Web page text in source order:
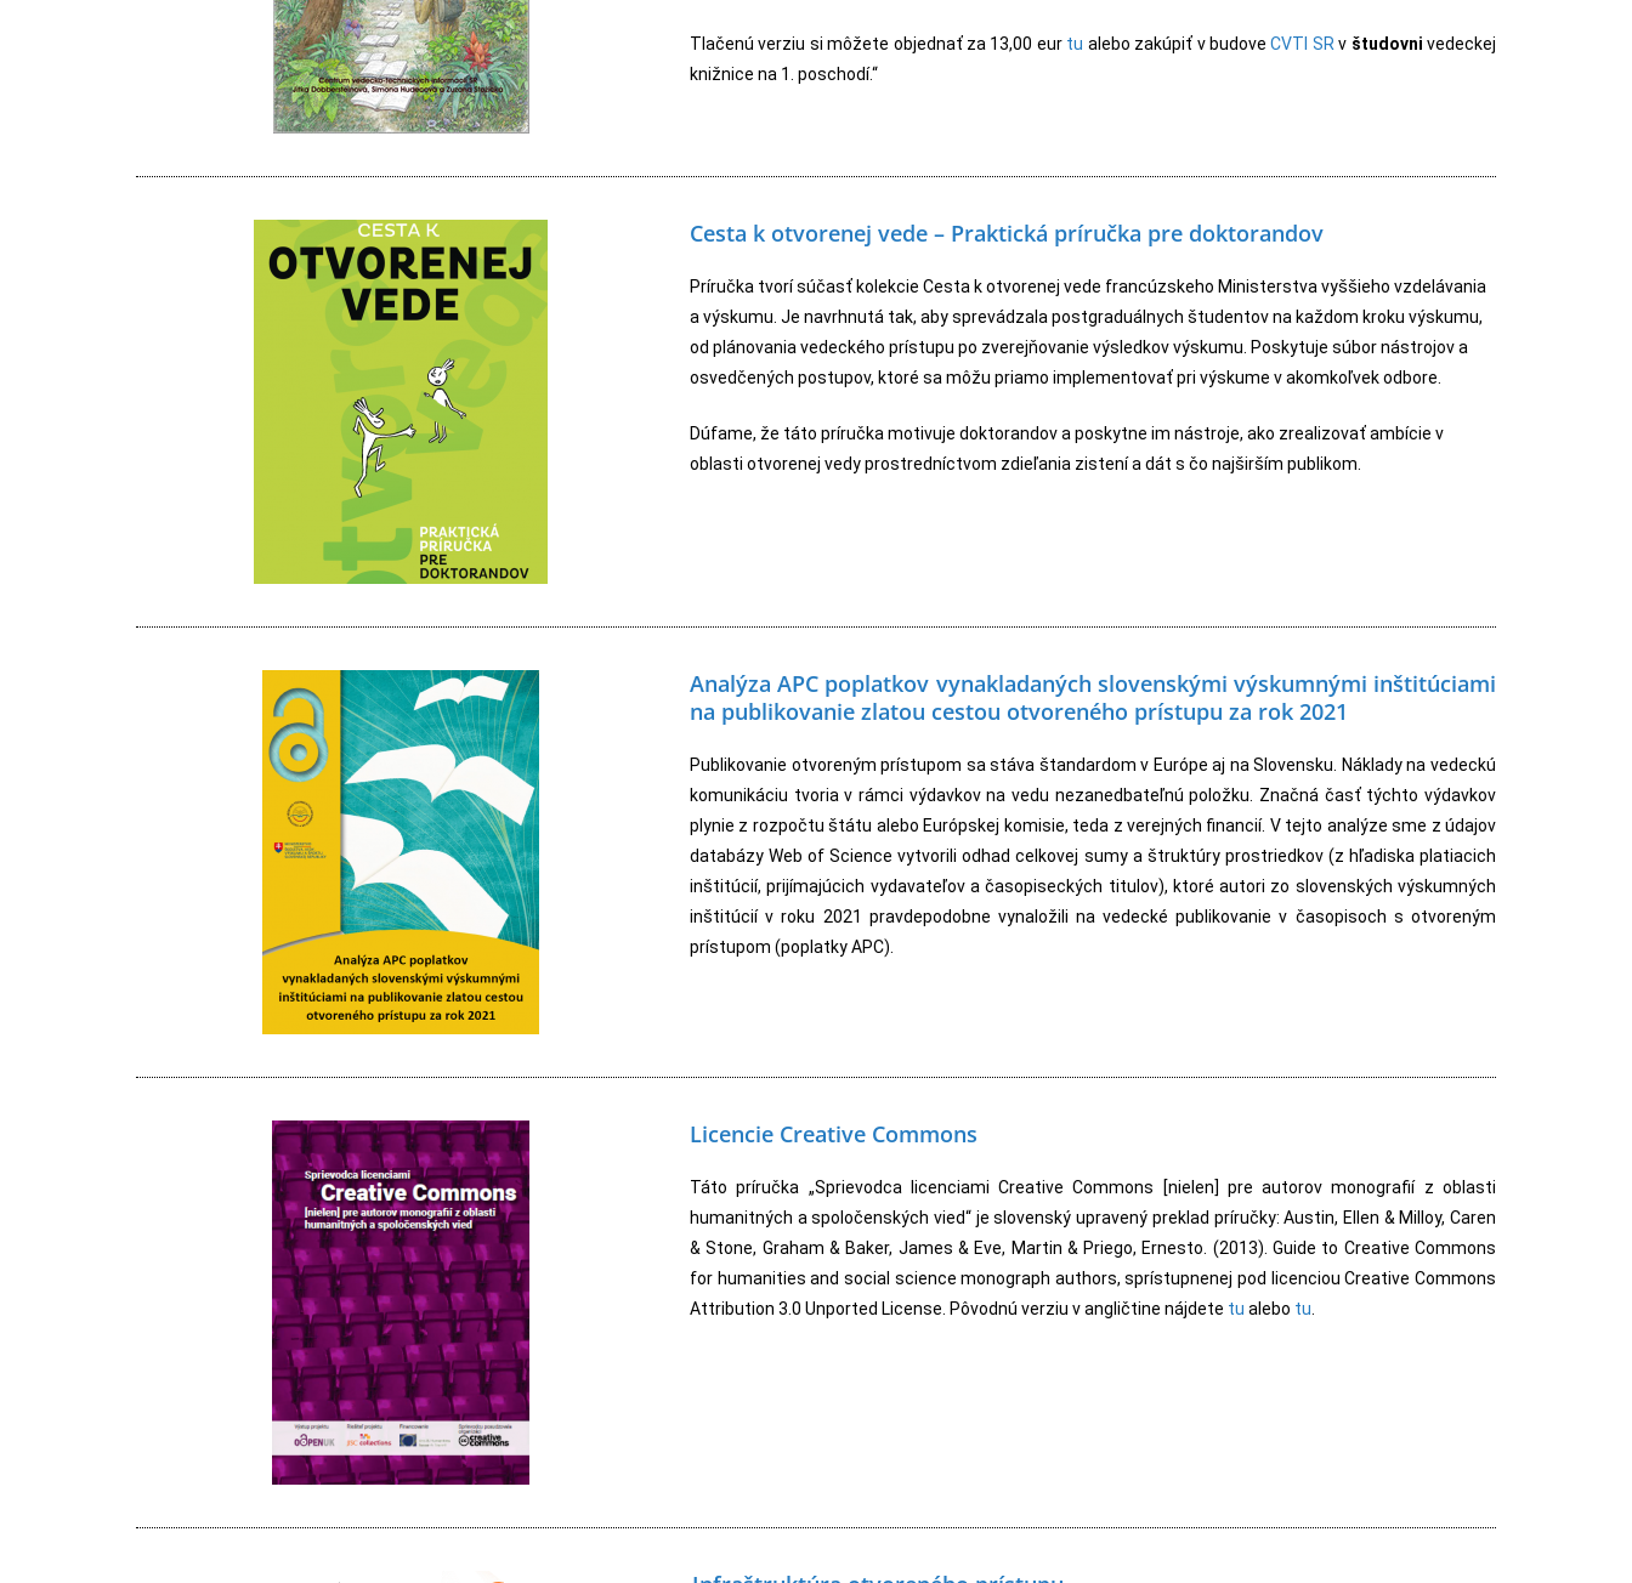
Tlačenú verziu si môžete objednať za 13,00 eur tu alebo zakúpiť v budoveCVTI SR v študovni vedeckej
knižnice na 1. poschodí.“
Cesta k otvorenej vede – Praktická príručka pre doktorandov
Príručka tvorí súčasť kolekcie Cesta k otvorenej vede francúzskeho Ministerstva vyššieho vzdelávania
a výskumu. Je navrhnutá tak, aby sprevádzala postgraduálnych študentov na každom kroku výskumu,
od plánovania vedeckého prístupu po zverejňovanie výsledkov výskumu. Poskytuje súbor nástrojov a
osvedčených postupov, ktoré sa môžu priamo implementovať pri výskume v akomkoľvek odbore.
Dúfame, že táto príručka motivuje doktorandov a poskytne im nástroje, ako zrealizovať ambície v
oblasti otvorenej vedy prostredníctvom zdieľania zistení a dát s čo najširším publikom.
Analýza APC poplatkov vynakladaných slovenskými výskumnými inštitúciami
na publikovanie zlatou cestou otvoreného prístupu za rok 2021
Publikovanie otvoreným prístupom sa stáva štandardom v Európe aj na Slovensku. Náklady na vedeckú
komunikáciu tvoria v rámci výdavkov na vedu nezanedbateľnú položku. Značná časť týchto výdavkov
plynie z rozpočtu štátu alebo Európskej komisie, teda z verejných financií. V tejto analýze sme z údajov
databázy Web of Science vytvorili odhad celkovej sumy a štruktúry prostriedkov (z hľadiska platiacich
inštitúcií, prijímajúcich vydavateľov a časopiseckých titulov), ktoré autori zo slovenských výskumných
inštitúcií v roku 2021 pravdepodobne vynaložili na vedecké publikovanie v časopisoch s otvoreným
prístupom (poplatky APC).
Licencie Creative Commons
Táto príručka „Sprievodca licenciami Creative Commons [nielen] pre autorov monografií z oblasti
humanitných a spoločenských vied“ je slovenský upravený preklad príručky: Austin, Ellen & Milloy, Caren
& Stone, Graham & Baker, James & Eve, Martin & Priego, Ernesto. (2013). Guide to Creative Commons
for humanities and social science monograph authors, sprístupnenej pod licenciou Creative Commons
Attribution 3.0 Unported License. Pôvodnú verziu v angličtine nájdete tu alebo tu